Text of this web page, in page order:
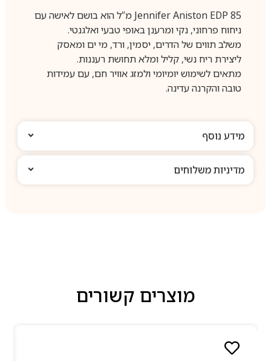
Jennifer Aniston EDP 85 מ”ל הוא בושם לאישה עם
ניחוח פרחוני, נקי ומרענן באופי טבעי ואלגנטי.
משלב תווים של הדרים, יסמין, ורד, מי ים ומאסק
ליצירת ריח נשי, קליל ומלא תחושת רעננות.
מתאים לשימוש יומיומי ולמזג אוויר חם, עם עמידות
טובה והקרנה עדינה.
מידע נוסף
מדיניות משלוחים
מוצרים קשורים